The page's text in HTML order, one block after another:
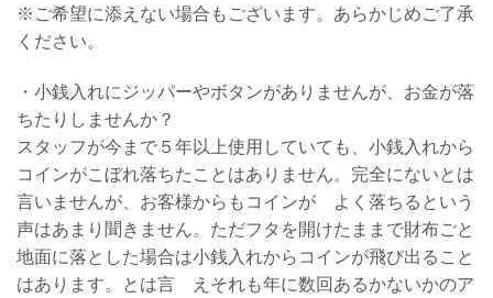
※ご希望に添えない場合もございます。あらかじめご了承
ください。
・小銭入れにジッパーやボタンがありませんが、お金が落
ちたりしませんか？
スタッフが今まで５年以上使用していても、小銭入れから
コインがこぼれ落ちたことはありません。完全にないとは
言いませんが、お客様からもコインが よく落ちるという
声はあまり聞きません。ただフタを開けたままで財布ごと
地面に落とした場合は小銭入れからコインが飛び出ること
はあります。とは言 えそれも年に数回あるかないかのア